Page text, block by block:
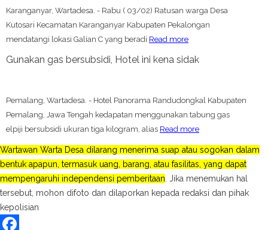
Karanganyar, Wartadesa. - Rabu ( 03/02) Ratusan warga Desa
Kutosari Kecamatan Karanganyar Kabupaten Pekalongan
mendatangi lokasi Galian C yang beradi Read more
Gunakan gas bersubsidi, Hotel ini kena sidak
Pemalang, Wartadesa. - Hotel Panorama Randudongkal Kabupaten
Pemalang, Jawa Tengah kedapatan menggunakan tabung gas
elpiji bersubsidi ukuran tiga kilogram, alias Read more
Wartawan Warta Desa dilarang menerima suap atau sogokan dalam
bentuk apapun, termasuk uang, barang, atau fasilitas, yang dapat
mempengaruhi independensi pemberitaan. Jika menemukan hal
tersebut, mohon difoto dan dilaporkan kepada redaksi dan pihak
kepolisian